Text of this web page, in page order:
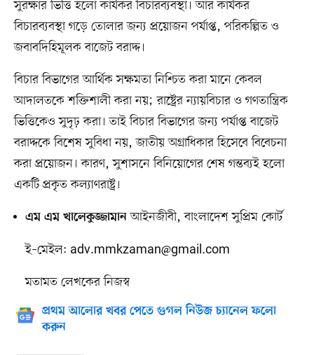
সুরক্ষার ভিত্তি হলো কার্যকর বিচারব্যবস্থা। আর কার্যকর
বিচারব্যবস্থা গড়ে তোলার জন্য প্রয়োজন পর্যাপ্ত, পরিকল্পিত ও
জবাবদিহিমূলক বাজেট বরাদ্দ।
বিচার বিভাগের আর্থিক সক্ষমতা নিশ্চিত করা মানে কেবল
আদালতকে শক্তিশালী করা নয়; রাষ্ট্রের ন্যায়বিচার ও গণতান্ত্রিক
ভিত্তিকেও সুদৃঢ় করা। তাই বিচার বিভাগের জন্য পর্যাপ্ত বাজেট
বরাদ্দকে বিশেষ সুবিধা নয়, জাতীয় অগ্রাধিকার হিসেবে বিবেচনা
করা প্রয়োজন। কারণ, সুশাসনে বিনিয়োগের শেষ গন্তব্যই হলো
একটি প্রকৃত কল্যাণরাষ্ট্র।
এম এম খালেকুজ্জামানআইনজীবী, বাংলাদেশ সুপ্রিম কোর্ট
ই–মেইল: adv.mmkzaman@gmail.com
মতামত লেখকের নিজস্ব
প্রথম আলোর খবর পেতে গুগল নিউজ চ্যানেল ফলো
করুন